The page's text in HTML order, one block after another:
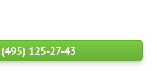
125-27-43